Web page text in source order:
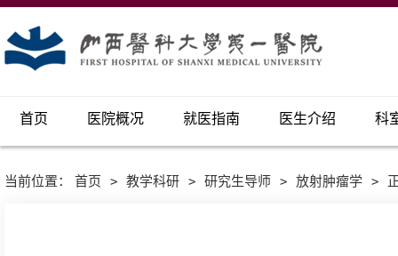
首页 医院概况 就医指南 医生介绍 科
当前位置： 首页 > 教学科研 > 研究生导师 > 放射肿瘤学 >